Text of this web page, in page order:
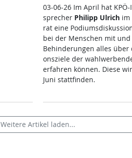
03-06-26 Im April ha­t
sp­re­cherPhi­l­ipp Ul­rich im
rat ei­ne
bei der Men­schen mit
Be­hin­de­run­gen al­les
ons­zie­le der
er­fah­ren kön­nen. Die­se
Ju­ni statt­fin­den.
Weitere Artikel laden...